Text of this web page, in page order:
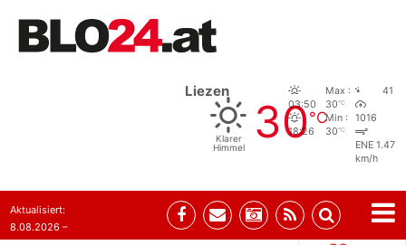
Liezen
Klarer
Himmel
30°C
03:50
18:26
Max :
30°C
Min :
30°C
41
1016
ENE 1.47
km/h
Aktualisiert:
8.08.2026 –